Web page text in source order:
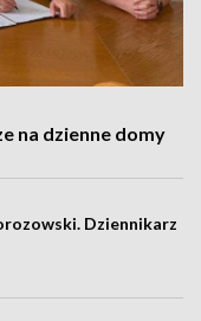
na dzienne domy
Dziennikarz